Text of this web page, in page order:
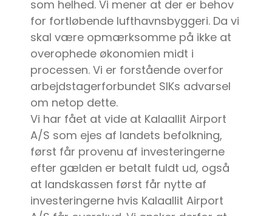
som helhed. Vi mener at der er behov
for fortløbende lufthavnsbyggeri. Da vi
skal være opmærksomme på ikke at
overophede økonomien midt i
processen. Vi er forstående overfor
arbejdstagerforbundet SIKs advarsel
om netop dette.
Vi har fået at vide at Kalaallit Airport
A/S som ejes af landets befolkning,
først får provenu af investeringerne
efter gælden er betalt fuldt ud, også
at landskassen først får nytte af
investeringerne hvis Kalaallit Airport